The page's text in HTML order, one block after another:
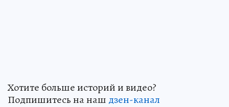
Хотите больше историй и видео?
Подпишитесь на наш дзен-канал